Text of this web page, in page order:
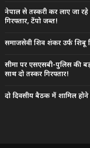
नेपाल से तस्करी कर लाए जा
गिरफ्तार, टेंपो जब्त!
समाजसेवी शिव शंकर उर्फ शिबू
सीमा पर एसएसबी-पुलिस की
साथ दो तस्कर गिरफ्तार!
दो दिवसीय बैठक में शामिल होने